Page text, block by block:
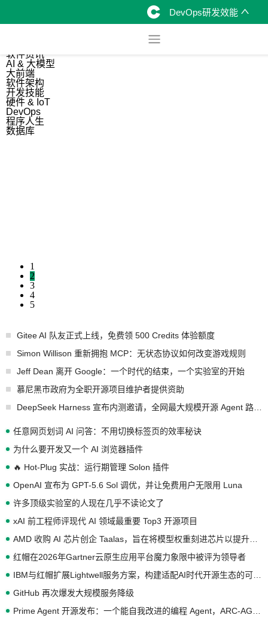
DevOps研发效能
软件资讯
AI & 大模型
大前端
软件架构
开发技能
硬件 & IoT
DevOps
程序人生
数据库
1
2
3
4
5
Gitee AI 队友正式上线，免费领 500 Credits 体验额度
Simon Willison 重新拥抱 MCP：无状态协议如何改变游戏规则
Jeff Dean 离开 Google：一个时代的结束，一个实验室的开始
慕尼黑市政府为全职开源项目维护者提供资助
任意网页划词 AI 问答：不用切换标签页的效率秘诀
为什么要开发又一个 AI 浏览器插件
🔥 Hot-Plug 实战：运行期管理 Solon 插件
OpenAI 宣布为 GPT-5.6 Sol 调优，并让免费用户无限用 Luna
许多顶级实验室的人现在几乎不读论文了
xAI 前工程师评现代 AI 领域最重要 Top3 开源项目
红帽在2026年Gartner云原生应用平台魔力象限中被评为领导者
GitHub 再次爆发大规模服务降级